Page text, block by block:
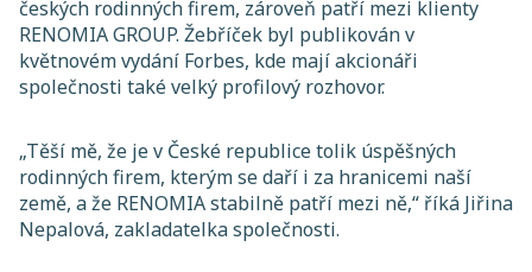
českých rodinných firem, zároveň patří mezi klienty
RENOMIA GROUP. Žebříček byl publikován v
květnovém vydání Forbes, kde mají akcionáři
společnosti také velký profilový rozhovor.
„Těší mě, že je v České republice tolik úspěšných
rodinných firem, kterým se daří i za hranicemi naší
země, a že RENOMIA stabilně patří mezi ně,“ říká Jiřina
Nepalová, zakladatelka společnosti.